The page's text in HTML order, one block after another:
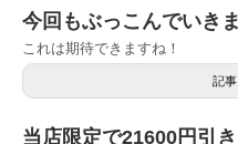
今回もぶっこんでいき
これは期待できますね！
記
当店限定で21600円引